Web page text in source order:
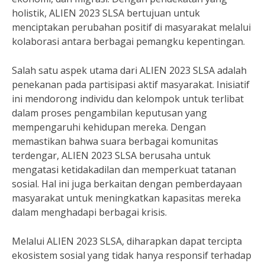
holistik, ALIEN 2023 SLSA bertujuan untuk
menciptakan perubahan positif di masyarakat melalui
kolaborasi antara berbagai pemangku kepentingan.
Salah satu aspek utama dari ALIEN 2023 SLSA adalah
penekanan pada partisipasi aktif masyarakat. Inisiatif
ini mendorong individu dan kelompok untuk terlibat
dalam proses pengambilan keputusan yang
mempengaruhi kehidupan mereka. Dengan
memastikan bahwa suara berbagai komunitas
terdengar, ALIEN 2023 SLSA berusaha untuk
mengatasi ketidakadilan dan memperkuat tatanan
sosial. Hal ini juga berkaitan dengan pemberdayaan
masyarakat untuk meningkatkan kapasitas mereka
dalam menghadapi berbagai krisis.
Melalui ALIEN 2023 SLSA, diharapkan dapat tercipta
ekosistem sosial yang tidak hanya responsif terhadap